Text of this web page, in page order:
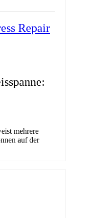
Repair
mehrere
auf der